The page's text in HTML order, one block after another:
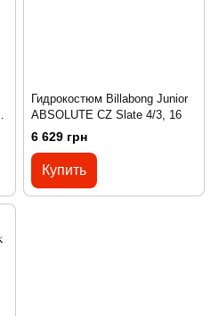
Гидрокостюм Billabong Junior
ABSOLUTE CZ Slate 4/3, 16
6 629 грн
Купить